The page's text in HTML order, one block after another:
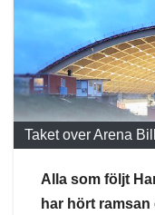
Taket over Arena
Alla som följt
har hört